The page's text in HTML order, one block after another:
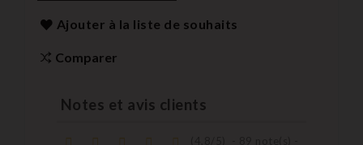
Ajouter à la liste de souhaits
Comparer
Notes et avis clients